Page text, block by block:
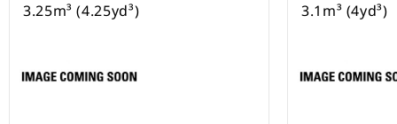
3.25m³ (4.25yd³) 3.1m³ (4yd³)